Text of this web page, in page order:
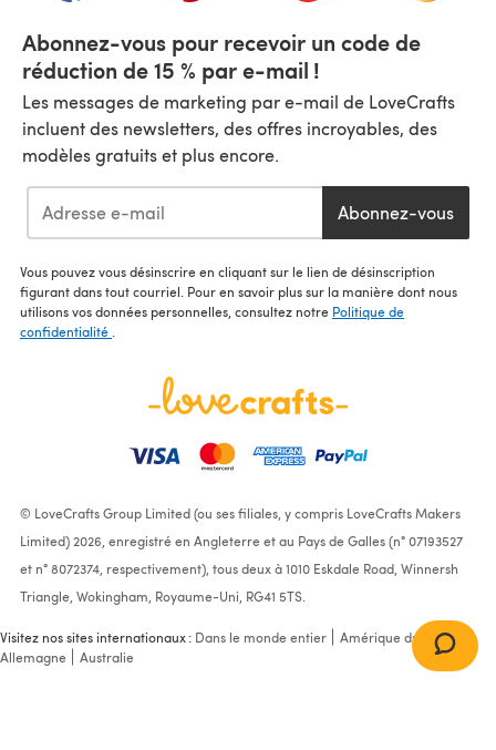
Jacket, Hat and Mittens in
Abonnez-vous pour recevoir un code de
réduction de 15 % par e-mail !
Les messages de marketing par e-mail de LoveCrafts
incluent des newsletters, des offres incroyables, des
modèles gratuits et plus encore.
Abonnez-vous
Vous pouvez vous désinscrire en cliquant sur le lien de désinscription
figurant dans tout courriel. Pour en savoir plus sur la manière dont nous
utilisons vos données personnelles, consultez notre Politique de
confidentialité
© LoveCrafts Group Limited (ou ses filiales, y compris LoveCrafts Makers
Limited) 2026, enregistré en Angleterre et au Pays de Galles (n° 07193527
et n° 8072374, respectivement), tous deux à 1010 Eskdale Road, Winnersh
Triangle, Wokingham, Royaume-Uni, RG41 5TS.
Visitez nos sites internationaux : Dans le monde entier
Amérique du Nord
Allemagne
Australie